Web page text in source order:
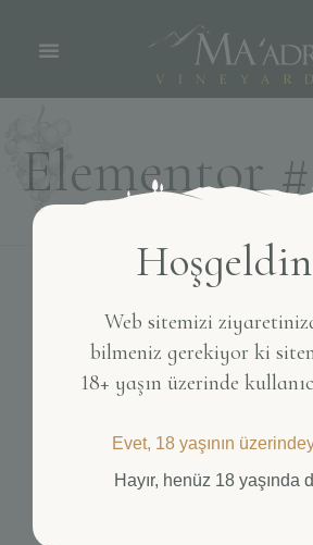
Elementor
Ma'adra Vineyards | Ayvalık,
Adresimiz
Web sitemizi
bilmeniz gerekiyor ki
18+ yaşın üzerinde
Evet, 18 yaşının
Hayır, henüz 18 yaşında